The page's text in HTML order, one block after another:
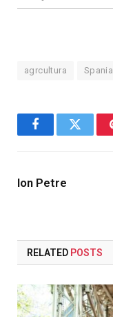
agrcultura Spania
FacebookTwitter
Ion Petre
RELATED POSTS